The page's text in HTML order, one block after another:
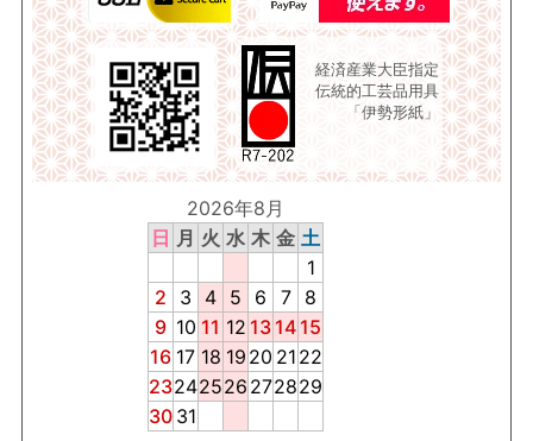
経済産業大臣指定
伝統的工芸品用具
「伊勢形紙」
2026年8月
日 月 火 水 木 金 土
1
2
3 4 5 6 7
8
9 10 11 12 13 14 15
16 17 18 19 20 21 22
23242526 272829
30 31